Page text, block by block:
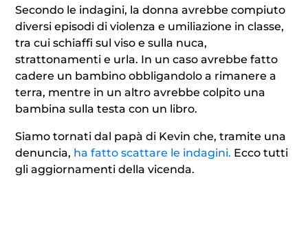
Secondo le indagini, la donna avrebbe compiuto
diversi episodi di violenza e umiliazione in classe,
tra cui schiaffi sul viso e sulla nuca,
strattonamenti e urla. In un caso avrebbe fatto
cadere un bambino obbligandolo a rimanere a
terra, mentre in un altro avrebbe colpito una
bambina sulla testa con un libro.
Siamo tornati dal papà di Kevin che, tramite una
denuncia, ha fatto scattare le indagini. Ecco tutti
gli aggiornamenti della vicenda.